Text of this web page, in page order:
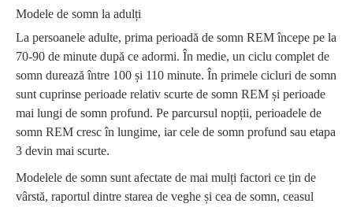
Modele de somn la adulți
La persoanele adulte, prima perioadă de somn REM începe pe la
70-90 de minute după ce adormi. În medie, un ciclu complet de
somn durează între 100 și 110 minute. În primele cicluri de somn
sunt cuprinse perioade relativ scurte de somn REM și perioade
mai lungi de somn profund. Pe parcursul nopții, perioadele de
somn REM cresc în lungime, iar cele de somn profund sau etapa
3 devin mai scurte.
Modelele de somn sunt afectate de mai mulți factori ce țin de
vârstă, raportul dintre starea de veghe și cea de somn, ceasul